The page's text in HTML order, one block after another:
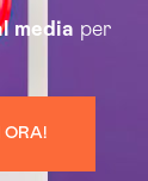
media per
ORA!